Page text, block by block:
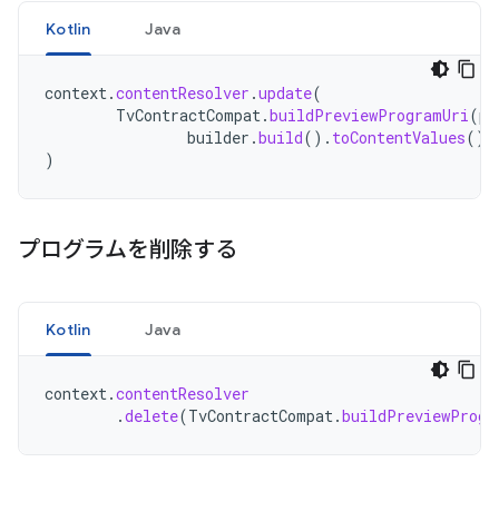
Kotlin Java
context.contentResolver .update(
TvContractCompat.buildPreviewProgramUri(
builder .build(). toContentValues(),
)
プログラムを削除する
Kotlin Java
context.contentResolver
.delete(TvContractCompat.